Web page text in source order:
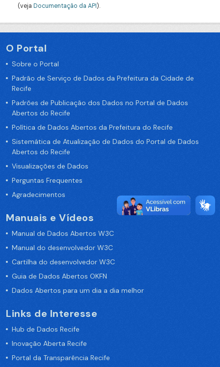
(veja Documentação da API).
O Portal
Sobre o Portal
Padrão de Serviço de Dados da Prefeitura da Cidade de
Recife
Padrões de Publicação dos Dados no Portal de Dados
Abertos do Recife
Política de Dados Abertos da Prefeitura do Recife
Sistemática de Atualização de Dados do Portal de Dados
Abertos do Recife
Visualizações de Dados
Perguntas Frequentes
Agradecimentos
Manuais e Vídeos
Manual de Dados Abertos W3C
Manual do desenvolvedor W3C
Cartilha do desenvolvedor W3C
Guia de Dados Abertos OKFN
Dados Abertos para um dia a dia melhor
Links de Interesse
Hub de Dados Recife
Inovação Aberta Recife
Portal da Transparência Recife